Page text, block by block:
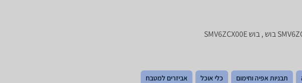
תבניות אפיה וחימום כלי אוכל אביזרים למטבח